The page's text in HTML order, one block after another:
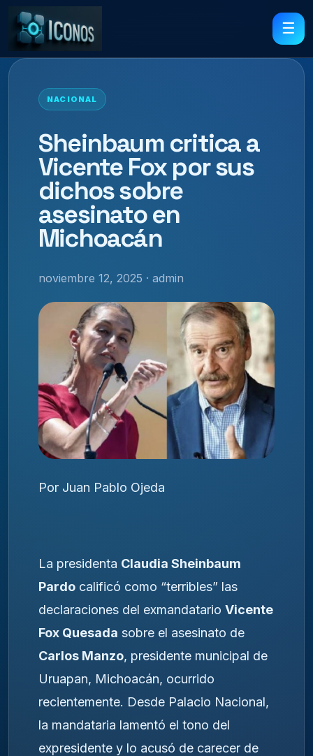
☰
NACIONAL
Sheinbaum critica a
Vicente Fox por sus
dichos sobre
asesinato en
Michoacán
noviembre 12, 2025 · admin
Por Juan Pablo Ojeda
La presidenta Claudia Sheinbaum
Pardo calificó como “terribles” las
declaraciones del exmandatario Vicente
Fox Quesada sobre el asesinato de
Carlos Manzo, presidente municipal de
Uruapan, Michoacán, ocurrido
recientemente. Desde Palacio Nacional,
la mandataria lamentó el tono del
expresidente y lo acusó de carecer de